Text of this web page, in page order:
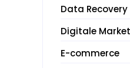
Data Recovery
Digitale
E-commerce